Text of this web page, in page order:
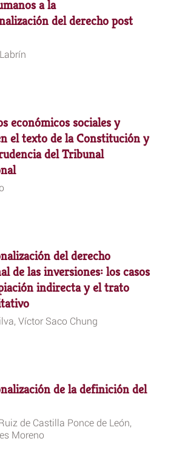
a la
del derecho post
económicos sociales y
el texto de la Constitución y
del Tribunal
del derecho
de las inversiones: los casos
indirecta y el trato
Víctor Saco Chung
de la definición del
de Castilla Ponce de León,
Moreno